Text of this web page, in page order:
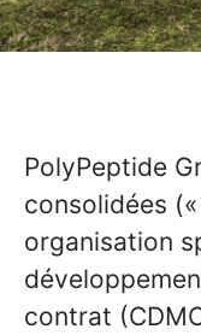
PolyPeptide
consolidées
organisation
contrat